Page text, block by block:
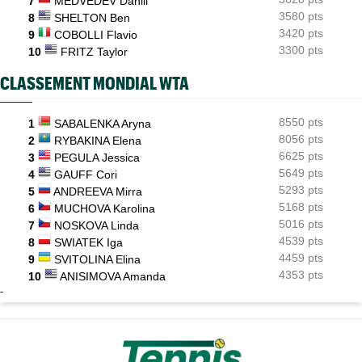
8
SHELTON Ben
3580 pts
9
COBOLLI Flavio
3420 pts
10
FRITZ Taylor 3300 pts
CLASSEMENT MONDIAL WTA
1 SABALENKA Aryna
8550 pts
2
RYBAKINA Elena
8056 pts
3
PEGULA Jessica
6625 pts
4
GAUFF Cori
5649 pts
5
ANDREEVA Mirra
5293 pts
6
MUCHOVA Karolina
5168 pts
7
NOSKOVA Linda
5016 pts
8
SWIATEK Iga
4539 pts
9
SVITOLINA Elina
4459 pts
10
ANISIMOVA Amanda 4353 pts
-